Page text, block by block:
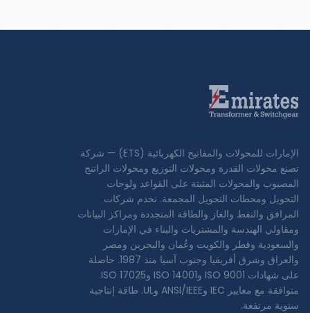
الإمارات للمحولات والمفاتيح الكهربائية (ETS) — شركة
تصنع محولات القدرة ومحولات التوزيع ومحولات الراتنج
المصبوب والمحولات المثبتة على القواعد ولوحات
التحويل ومحطات التحويل المجمعة. نخدم شركات
المرافق والنفط والغاز والطاقة المتجددة ومراكز البيانات
ومقاولي الهندسة والمشتريات والبناء في الإمارات
والسعودية وقطر والكويت وعُمان والبحرين ومصر
والعراق وشرق أفريقيا وجنوب آسيا منذ 1987. حاصلة
على شهادات ISO 9001 وISO 14001 وISO 17025.
متوافقة مع معايير IEC وANSI/IEEE وUL. طاقة إنتاجية
سنوية مرتفعة.